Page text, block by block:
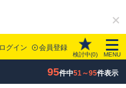
ログイン 会員登録
検討中(0) MENU
95件中51～95件表示